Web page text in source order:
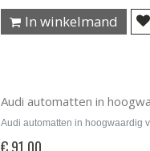
In winkelmand
Audi automatten in
Audi automatten in hoogwaardig